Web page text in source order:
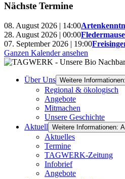
Nächste Termine
08. August 2026 | 14:00
28. August 2026 | 00:00
07. September 2026 | 19:00
Ganzen Kalender ansehen
Über Uns Weitere
Regional & ökologisch
Angebote
Mitmachen
Unsere Geschichte
Aktuell Weitere Informationen:
Aktuelles
Termine
TAGWERK-Zeitung
Infobrief
Angebote